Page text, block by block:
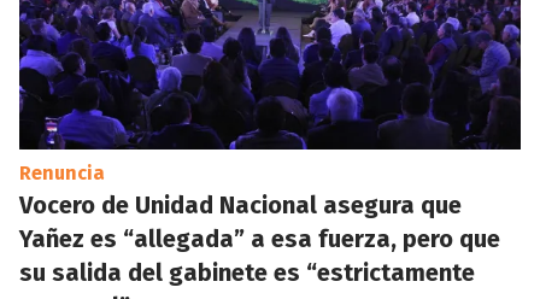
Renuncia
Vocero de Unidad Nacional asegura que
Yañez es “allegada” a esa fuerza, pero que
su salida del gabinete es “estrictamente